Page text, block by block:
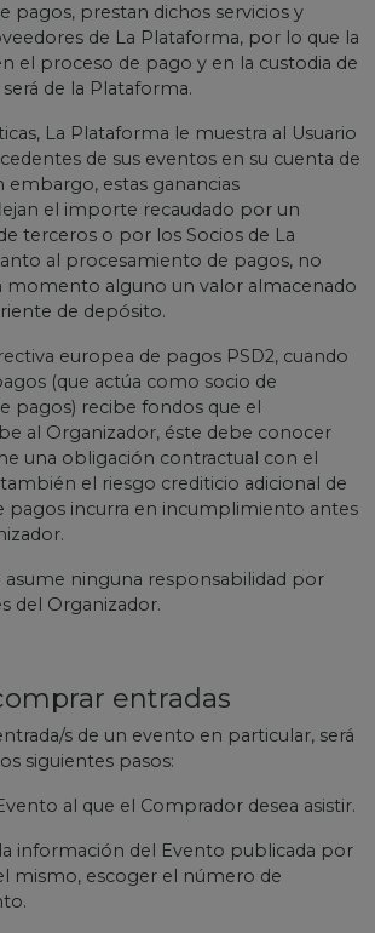
pagos, prestan dichos servicios y
de La Plataforma, por lo que la
el proceso de pago y en la custodia de
de la Plataforma.
La Plataforma le muestra al Usuario
de sus eventos en su cuenta de
embargo, estas ganancias
el importe recaudado por un
terceros o por los Socios de La
al procesamiento de pagos, no
momento alguno un valor almacenado
de depósito.
europea de pagos PSD2, cuando
(que actúa como socio de
pagos) recibe fondos que el
al Organizador, éste debe conocer
una obligación contractual con el
el riesgo crediticio adicional de
pagos incurra en incumplimiento antes
asume ninguna responsabilidad por
del Organizador.
entradas
s de un evento en particular, será
siguientes pasos:
al que el Comprador desea asistir.
la información del Evento publicada por
mismo, escoger el número de